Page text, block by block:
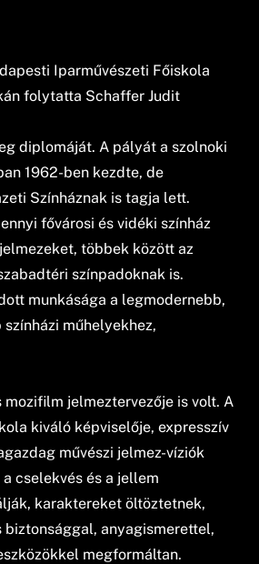
Iparművészeti Főiskola
folytatta Schaffer Judit
diplomáját. A pályát a szolnoki
1962-ben kezdte, de
Színháznak is tagja lett.
fővárosi és vidéki színház
többek között az
színpadoknak is.
munkásága a legmodernebb,
műhelyekhez,
mozifilm jelmeztervezője is volt. A
kiváló képviselője, expresszív
művészi jelmez-víziók
cselekvés és a jellem
karaktereket öltöztetnek,
biztonsággal, anyagismerettel,
megformáltan.